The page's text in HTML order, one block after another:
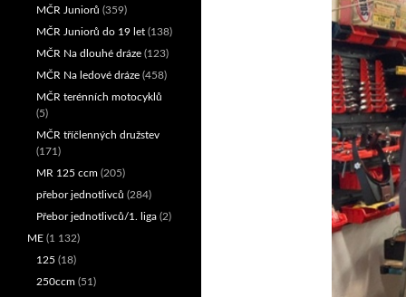
MČR Juniorů (359)
MČR Juniorů do 19 let (138)
MČR Na dlouhé dráze (123)
MČR Na ledové dráze (458)
MČR terénních motocyklů
(5)
MČR tříčlenných družstev
(171)
MR 125 ccm (205)
přebor jednotlivců (284)
Přebor jednotlivců/1. liga (2)
ME (1 132)
125 (18)
250ccm (51)